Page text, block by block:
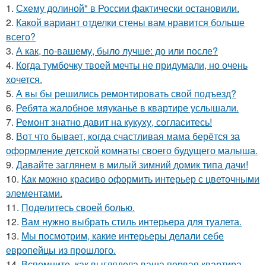
1. Схему долиной" в России фактически остановили.
2. Какой вариант отделки стены вам нравится больше
всего?
3. А как, по-вашему, было лучше: до или после?
4. Когда тумбочку твоей мечты не придумали, но очень
хочется.
5. А вы бы решились ремонтировать свой подъезд?
6. Ребята жалобное мяуканье в квартире услышали.
7. Ремонт знатно давит на кукуху, согласитесь!
8. Вот что бывает, когда счастливая мама берётся за
оформление детской комнаты своего будущего малыша.
9. Давайте заглянем в милый зимний домик типа дачи!
10. Как можно красиво оформить интерьер с цветочными
элементами.
11. Поделитесь своей болью.
12. Вам нужно выбрать стиль интерьера для туалета.
13. Мы посмотрим, какие интерьеры делали себе
европейцы из прошлого.